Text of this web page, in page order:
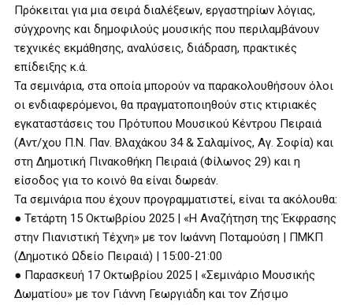
Πρόκειται για μια σειρά διαλέξεων, εργαστηρίων λόγιας,
σύγχρονης και δημοφιλούς μουσικής που περιλαμβάνουν
τεχνικές εκμάθησης, αναλύσεις, διάδραση, πρακτικές
επίδειξης κ.ά.
Τα σεμινάρια, στα οποία μπορούν να παρακολουθήσουν όλοι
οι ενδιαφερόμενοι, θα πραγματοποιηθούν στις κτιριακές
εγκαταστάσεις του Πρότυπου Μουσικού Κέντρου Πειραιά
(Αντ/χου Π.Ν. Παν. Βλαχάκου 34 & Σαλαμίνος, Αγ. Σοφία) και
στη Δημοτική Πινακοθήκη Πειραιά (Φίλωνος 29) και η
είσοδος για το κοινό θα είναι δωρεάν.
Τα σεμινάρια που έχουν προγραμματιστεί, είναι τα ακόλουθα:
● Τετάρτη 15 Οκτωβρίου 2025 | «Η Αναζήτηση της Έκφρασης
στην Πιανιστική Τέχνη» με τον Ιωάννη Ποταμούση | ΠΜΚΠ
(Δημοτικό Ωδείο Πειραιά) | 15:00-21:00
● Παρασκευή 17 Οκτωβρίου 2025 | «Σεμινάριο Μουσικής
Δωματίου» με τον Γιάννη Γεωργιάδη και τον Ζήσιμο